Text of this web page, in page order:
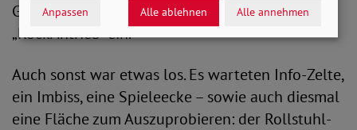
Gitarrenmusik heizte die inklusive Band
„RockAntrieb“ ein.
Auch sonst war etwas los. Es warteten Info-Zelte,
ein Imbiss, eine Spieleecke – sowie auch diesmal
eine Fläche zum Auszuprobieren: der Rollstuhl-
Anpassen Alle ablehnen Alle annehmen